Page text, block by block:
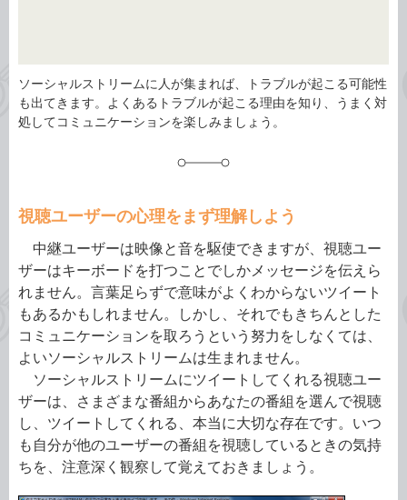
ソーシャルストリームに人が集まれば、トラブルが起こる可能性
も出てきます。よくあるトラブルが起こる理由を知り、うまく対
処してコミュニケーションを楽しみましょう。
視聴ユーザーの心理をまず理解しよう
中継ユーザーは映像と音を駆使できますが、視聴ユー
ザーはキーボードを打つことでしかメッセージを伝えら
れません。言葉足らずで意味がよくわからないツイート
もあるかもしれません。しかし、それでもきちんとした
コミュニケーションを取ろうという努力をしなくては、
よいソーシャルストリームは生まれません。
ソーシャルストリームにツイートしてくれる視聴ユー
ザーは、さまざまな番組からあなたの番組を選んで視聴
し、ツイートしてくれる、本当に大切な存在です。いつ
も自分が他のユーザーの番組を視聴しているときの気持
ちを、注意深く観察して覚えておきましょう。